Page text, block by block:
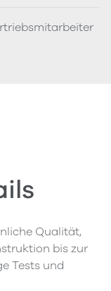
Qualität,
bis zur
Tests und